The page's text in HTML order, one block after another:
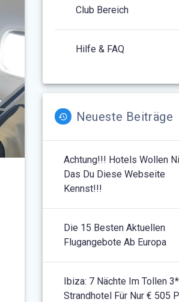
Club Bereich
Hilfe & FAQ
Neueste Beiträge
Achtung!!! Hotels Wollen
Das Du Diese Webseite
Kennst!!!
Die 15 Besten Aktuellen
Flugangebote Ab Europa
Ibiza: 7 Nächte Im Tollen 3*
Strandhotel Für Nur € 505